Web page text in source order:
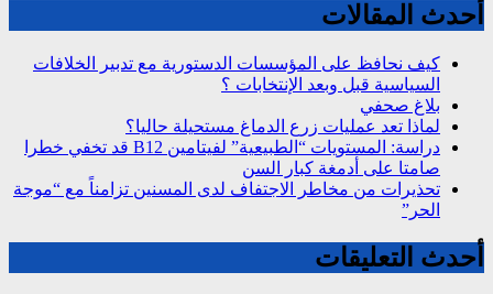
أحدث المقالات
كيف نحافظ على المؤسسات الدستورية مع تدبير الخلافات
السياسية قبل وبعد الإنتخابات ؟
بلاغ صحفي
لماذا تعد عمليات زرع الدماغ مستحيلة حاليا؟
دراسة: المستويات “الطبيعية” لفيتامين B12 قد تخفي خطرا
صامتا على أدمغة كبار السن
تحذيرات من مخاطر الاجتفاف لدى المسنين تزامناً مع “موجة
الحر”
أحدث التعليقات